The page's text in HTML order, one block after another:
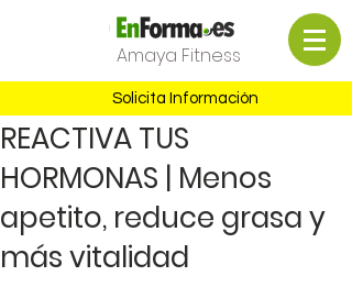
Amaya Fitness
Solicita Información
REACTIVA TUS
HORMONAS | Menos
apetito, reduce grasa y
más vitalidad